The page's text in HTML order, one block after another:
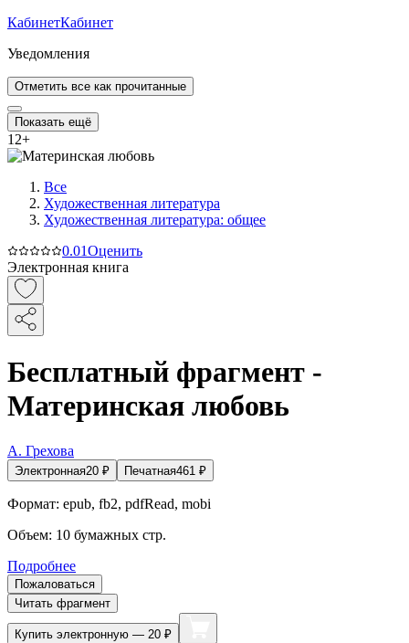
КабинетКабинет
Уведомления
Отметить все как прочитанные
Показать ещё
12+
Все
Художественная литература
Художественная литература: общее
0.01Оценить
Электронная книга
Бесплатный фрагмент -
Материнская любовь
А. Грехова
Электронная20 ₽ Печатная461 ₽
Формат: epub, fb2, pdfRead, mobi
Объем: 10 бумажных стр.
Подробнее
Пожаловаться
Читать фрагмент
Купить электронную — 20 ₽